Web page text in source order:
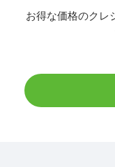
お得な価格のクレ